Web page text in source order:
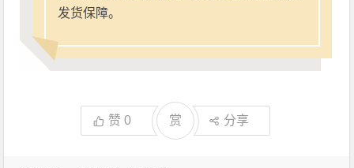
发货保障。
赞0 赏 分享